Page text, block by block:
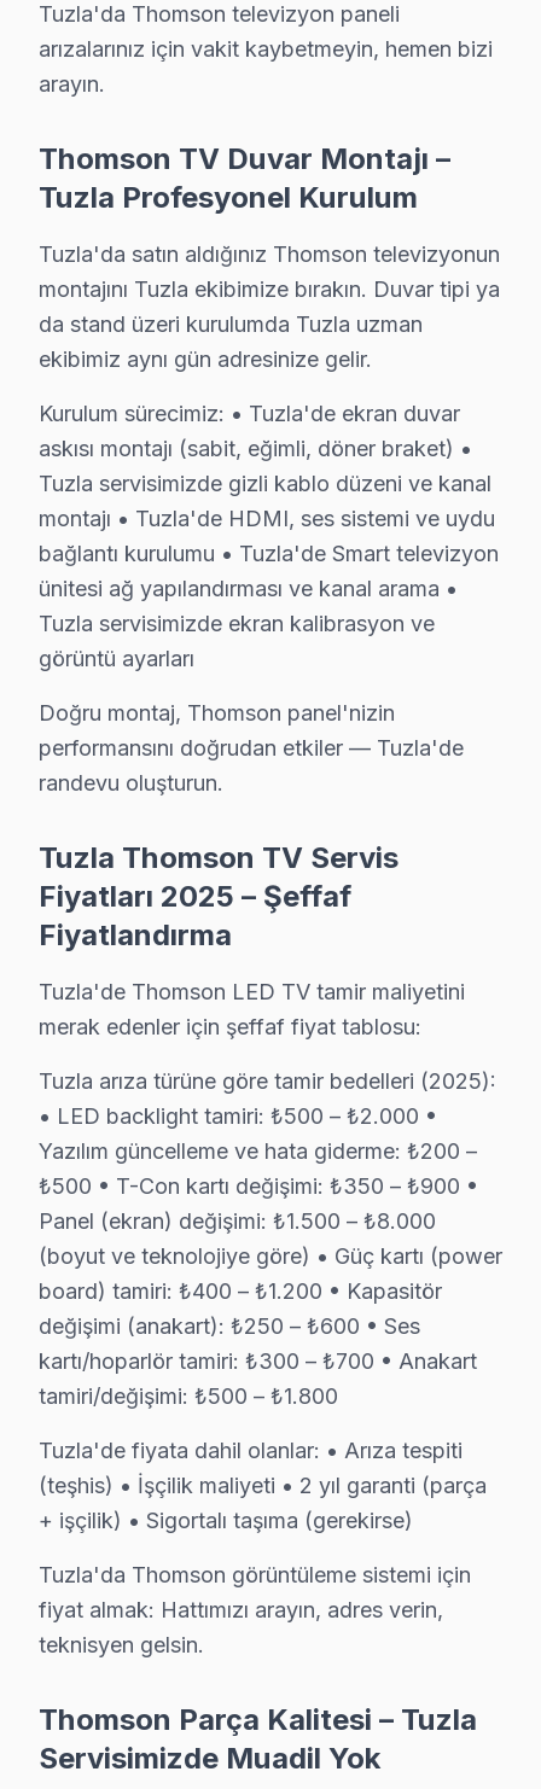
Şeffaf Fiyatlandırma ve Müşteri Memnuniyeti
Ücretsiz Arıza Tespiti: Tuzla'de arıza tespiti
Şeffaf Fiyat Teklifi: Hangi bileşenlerin değişeceğini,
Garantili Servis Avantajı: 6 ay-2 yıl garanti ile aynı
» Basit arızalarda aynı gün servis tamamlanır.
Thomson Servisi Garanti ve Sonrası Destek
Tuzla Thomson TV Servis Garanti Belgesi - 1 Yıl Parça
Tuzla'de Thomson TV tamirinde garanti politikamız
Tuzla servisinde işçilik garantisi: Thomson tamiri 6 ay
söz konusu model parça garantisi: Tuzla'de
Garanti belgesi: Her Tuzla Thomson tamiri sonrası
Tuzla servis sonrası erişim: "Thomson TV'min sesi
Tuzla'de Thomson TV Servis Süreci
Tuzla'de Thomson televizyon paneli servis sürecimiz
İletişim: Marmaray ve E-5 güzergahı üzerinden
Teşhis: Thomson televizyon'niz için ücretsiz ön
Onarım ve teslim: Onaylanan işlem Tersane
Tuzla Thomson TV Servisi – Sık Sorulan
S: Tuzla'de sabah aradığımda aynı gün servis
C: Evet, Tuzla'de sabah 9-10 arası arama
C: Tuzla servisimizde arıza tespiti sonrası, yapılacak
C: Tamir tamamlandıktan sonra. Belgede yapılan
S: Tuzla'de tamir sırasında başka sorun bulunursa
C: Tuzla müşterisine haber verilerek, ek sorunun
S: Tuzla'de televizyon ünitesi'yi servis atölyesine
C: Hayır, Tuzla genelinde ücretsiz kapıdan alım-
S: Tuzla'de tamir sonrası problem devam etmesi
C: Tuzla servisimizde garanti süresi içinde aynı
S: Tuzla'de Thomson akıllı TV'lerde en sık
C: Tuzla servisimizde Thomson yazılım güncelleme
C: Tuzla'de Thomson 4K modeli modelinde yazılım
S: Tuzla'de Thomson görüntüleme sistemi Smart
Tuzla'de Thomson Hizmete Nasıl Ulaşılır?
Tuzla sakinleri için Thomson televizyon servisi her
• Tuzla'de WhatsApp üzerinden de destek
• Tuzla genelinde aynı gün bu marka televizyon
Tuzla'da Thomson televizyon paneli
arızalarınız için vakit kaybetmeyin, hemen bizi
arayın.
Thomson TV Duvar Montajı –
Tuzla Profesyonel Kurulum
Tuzla'da satın aldığınız Thomson televizyonun
montajını Tuzla ekibimize bırakın. Duvar tipi ya
da stand üzeri kurulumda Tuzla uzman
ekibimiz aynı gün adresinize gelir.
Kurulum sürecimiz: • Tuzla'de ekran duvar
askısı montajı (sabit, eğimli, döner braket) •
Tuzla servisimizde gizli kablo düzeni ve kanal
montajı • Tuzla'de HDMI, ses sistemi ve uydu
bağlantı kurulumu • Tuzla'de Smart televizyon
ünitesi ağ yapılandırması ve kanal arama •
Tuzla servisimizde ekran kalibrasyon ve
görüntü ayarları
Doğru montaj, Thomson panel'nizin
performansını doğrudan etkiler — Tuzla'de
randevu oluşturun.
Tuzla Thomson TV Servis
Fiyatları 2025 – Şeffaf
Fiyatlandırma
Tuzla'de Thomson LED TV tamir maliyetini
merak edenler için şeffaf fiyat tablosu:
Tuzla arıza türüne göre tamir bedelleri (2025):
• LED backlight tamiri: ₺500 – ₺2.000 •
Yazılım güncelleme ve hata giderme: ₺200 –
₺500 • T-Con kartı değişimi: ₺350 – ₺900 •
Panel (ekran) değişimi: ₺1.500 – ₺8.000
(boyut ve teknolojiye göre) • Güç kartı (power
board) tamiri: ₺400 – ₺1.200 • Kapasitör
değişimi (anakart): ₺250 – ₺600 • Ses
kartı/hoparlör tamiri: ₺300 – ₺700 • Anakart
tamiri/değişimi: ₺500 – ₺1.800
Tuzla'de fiyata dahil olanlar: • Arıza tespiti
(teşhis) • İşçilik maliyeti • 2 yıl garanti (parça
+ işçilik) • Sigortalı taşıma (gerekirse)
Tuzla'da Thomson görüntüleme sistemi için
fiyat almak: Hattımızı arayın, adres verin,
teknisyen gelsin.
Thomson Parça Kalitesi – Tuzla
Servisimizde Muadil Yok